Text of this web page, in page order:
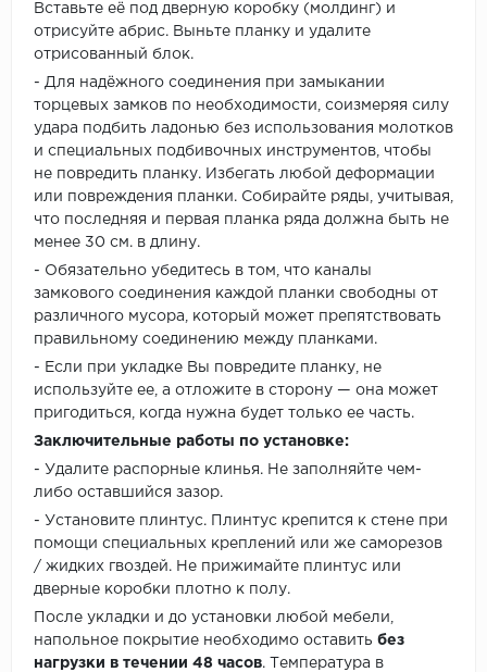
Вставьте её под дверную коробку (молдинг) и
отрисуйте абрис. Выньте планку и удалите
отрисованный блок.
- Для надёжного соединения при замыкании
торцевых замков по необходимости, соизмеряя силу
удара подбить ладонью без использования молотков
и специальных подбивочных инструментов, чтобы
не повредить планку. Избегать любой деформации
или повреждения планки. Собирайте ряды, учитывая,
что последняя и первая планка ряда должна быть не
менее 30 см. в длину.
- Обязательно убедитесь в том, что каналы
замкового соединения каждой планки свободны от
различного мусора, который может препятствовать
правильному соединению между планками.
- Если при укладке Вы повредите планку, не
используйте ее, а отложите в сторону — она может
пригодиться, когда нужна будет только ее часть.
Заключительные работы по установке:
- Удалите распорные клинья. Не заполняйте чем-
либо оставшийся зазор.
- Установите плинтус. Плинтус крепится к стене при
помощи специальных креплений или же саморезов
/ жидких гвоздей. Не прижимайте плинтус или
дверные коробки плотно к полу.
После укладки и до установки любой мебели,
напольное покрытие необходимо оставить без
нагрузки в течении 48 часов. Температура в